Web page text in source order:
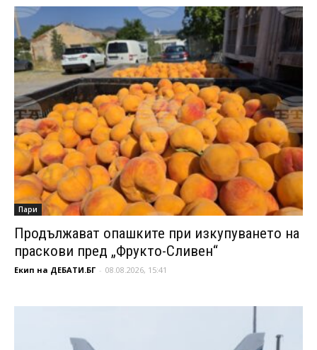
Пари
Продължават опашките при изкупуването на
праскови пред „Фрукто-Сливен“
Екип на ДЕБАТИ.БГ - 08.08.2026, 15:41